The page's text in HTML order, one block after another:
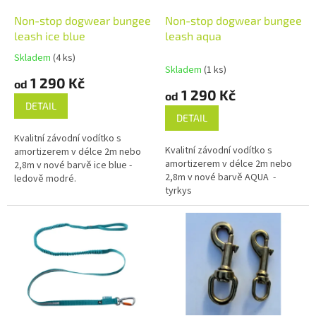
Non-stop dogwear bungee
leash ice blue
Průměrné
produktu
5,0
5
hvězdiček.
Skladem (4 ks)
od 1 290 Kč
DETAIL
Kvalitní závodní vodítko s
amortizerem v délce 2m nebo
2,8m v nové barvě ice blue -
ledově modré.
Non-stop dogwear bungee
leash aqua
Skladem (1 ks)
od 1 290 Kč
DETAIL
Kvalitní závodní vodítko s
amortizerem v délce 2m nebo
2,8m v nové barvě AQUA -
tyrkys